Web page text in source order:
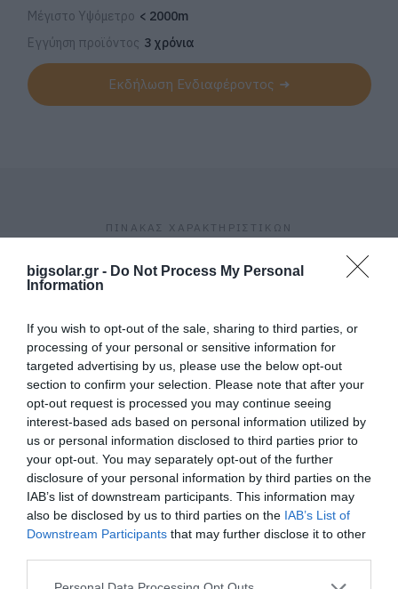
bigsolar.gr - Do Not Process My Personal
Information
If you wish to opt-out of the sale, sharing to third parties, or
processing of your personal or sensitive information for
targeted advertising by us, please use the below opt-out
section to confirm your selection. Please note that after your
opt-out request is processed you may continue seeing
interest-based ads based on personal information utilized by
us or personal information disclosed to third parties prior to
your opt-out. You may separately opt-out of the further
disclosure of your personal information by third parties on the
IAB’s list of downstream participants. This information may
also be disclosed by us to third parties on the IAB’s List of
Downstream Participants that may further disclose it to other
Μέγιστο Υψόμετρο < 2000m
Εγγύηση προϊόντος 3 χρόνια
Εκδήλωση Ενδιαφέροντος
ΠΙΝΑΚΑΣ ΧΑΡΑΚΤΗΡΙΣΤΙΚΩΝ
X3-EVC-11K
11kW
X3-EVC-22K
22kW